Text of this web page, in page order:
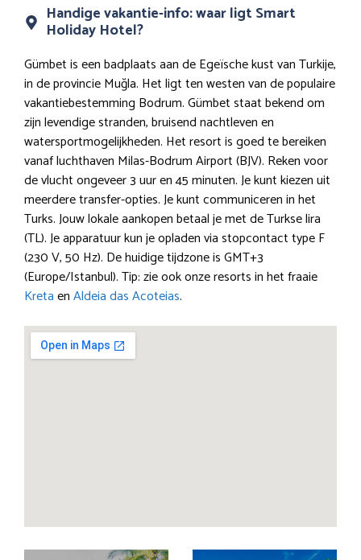
Handige vakantie-info: waar ligt Smart
Holiday Hotel?
Gümbet is een badplaats aan de Egeïsche kust van Turkije,
in de provincie Muğla. Het ligt ten westen van de populaire
vakantiebestemming Bodrum. Gümbet staat bekend om
zijn levendige stranden, bruisend nachtleven en
watersportmogelijkheden. Het resort is goed te bereiken
vanaf luchthaven Milas-Bodrum Airport (BJV). Reken voor
de vlucht ongeveer 3 uur en 45 minuten. Je kunt kiezen uit
meerdere transfer-opties. Je kunt communiceren in het
Turks. Jouw lokale aankopen betaal je met de Turkse lira
(TL). Je apparatuur kun je opladen via stopcontact type F
(230 V, 50 Hz). De huidige tijdzone is GMT+3
(Europe/Istanbul). Tip: zie ook onze resorts in het fraaie
KretaenAldeia das Acoteias.